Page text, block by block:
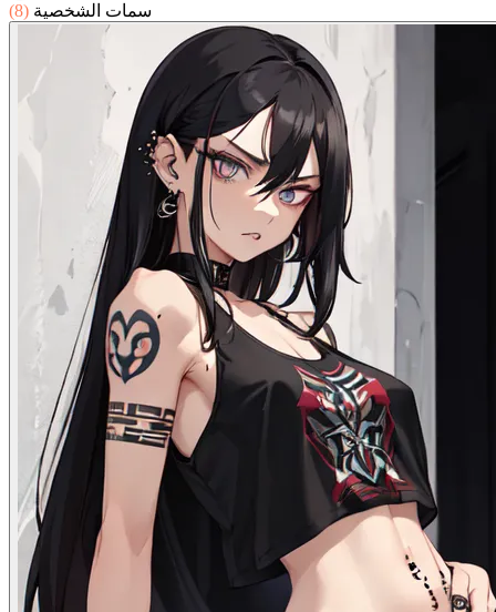
سمات الشخصية (8)